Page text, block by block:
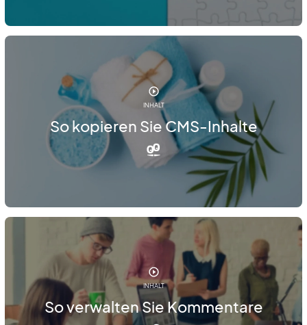
INHALT
So kopieren Sie CMS-Inhalte
INHALT
So verwalten Sie Kommentare